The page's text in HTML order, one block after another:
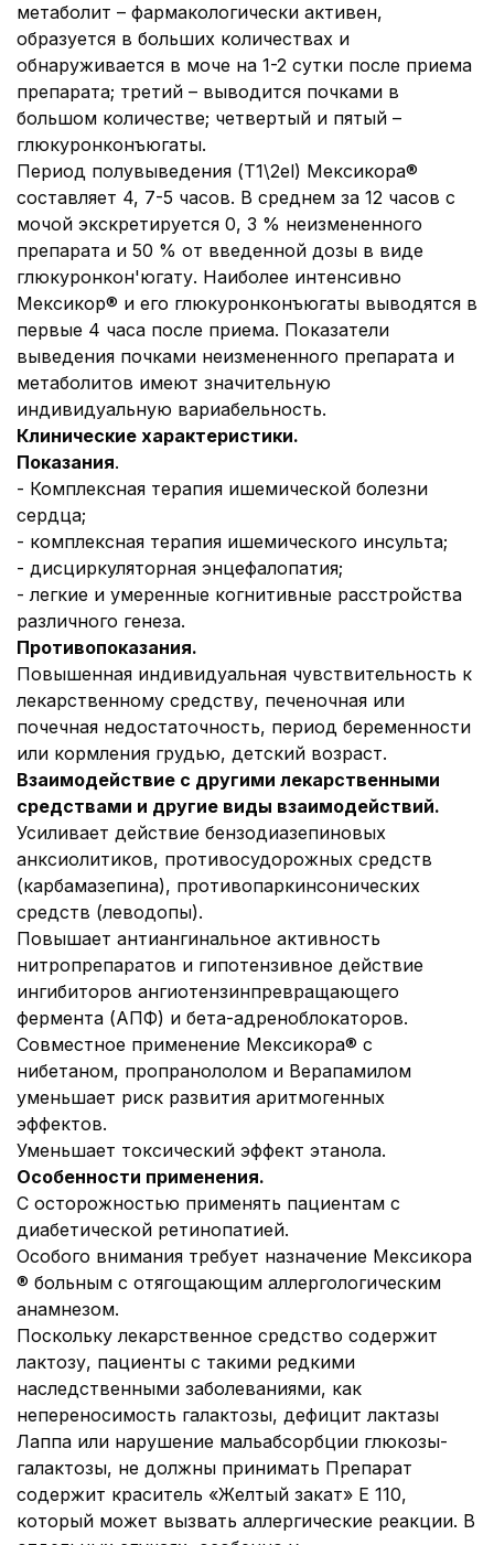
метаболит – фармакологически активен,
образуется в больших количествах и
обнаруживается в моче на 1-2 сутки после приема
препарата; третий – выводится почками в
большом количестве; четвертый и пятый –
глюкуронконъюгаты.
Период полувыведения (Т1\2el) Мексикора®
составляет 4, 7-5 часов. В среднем за 12 часов с
мочой экскретируется 0, 3 % неизмененного
препарата и 50 % от введенной дозы в виде
глюкуронкон'югату. Наиболее интенсивно
Мексикор® и его глюкуронконъюгаты выводятся в
первые 4 часа после приема. Показатели
выведения почками неизмененного препарата и
метаболитов имеют значительную
индивидуальную вариабельность.
Клинические характеристики.
Показания.
- Комплексная терапия ишемической болезни
сердца;
- комплексная терапия ишемического инсульта;
- дисциркуляторная энцефалопатия;
- легкие и умеренные когнитивные расстройства
различного генеза.
Противопоказания.
Повышенная индивидуальная чувствительность к
лекарственному средству, печеночная или
почечная недостаточность, период беременности
или кормления грудью, детский возраст.
Взаимодействие с другими лекарственными
средствами и другие виды взаимодействий.
Усиливает действие бензодиазепиновых
анксиолитиков, противосудорожных средств
(карбамазепина), противопаркинсонических
средств (леводопы).
Повышает антиангинальное активность
нитропрепаратов и гипотензивное действие
ингибиторов ангиотензинпревращающего
фермента (АПФ) и бета-адреноблокаторов.
Совместное применение Мексикора® с
нибетаном, пропранололом и Верапамилом
уменьшает риск развития аритмогенных
эффектов.
Уменьшает токсический эффект этанола.
Особенности применения.
С осторожностью применять пациентам с
диабетической ретинопатией.
Особого внимания требует назначение Мексикора
® больным с отягощающим аллергологическим
анамнезом.
Поскольку лекарственное средство содержит
лактозу, пациенты с такими редкими
наследственными заболеваниями, как
непереносимость галактозы, дефицит лактазы
Лаппа или нарушение мальабсорбции глюкозы-
галактозы, не должны принимать Препарат
содержит краситель «Желтый закат» Е 110,
который может вызвать аллергические реакции. В